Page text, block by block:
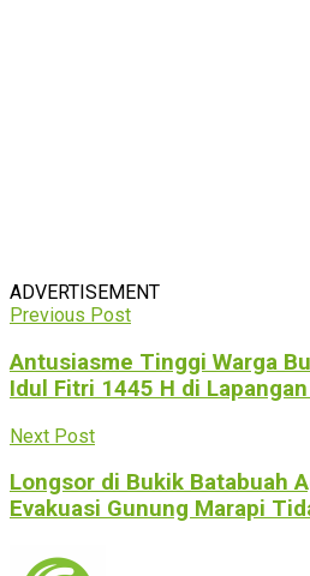
ADVERTISEMENT
Previous Post
Antusiasme Tinggi Warga
Idul Fitri 1445 H di
Next Post
Longsor di Bukik Batabuah
Evakuasi Gunung Marapi